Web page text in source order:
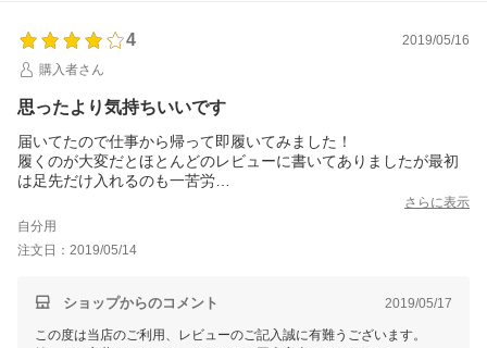
4
2019/05/16
購入者さん
思ったより気持ちいいです
届いてたので仕事から帰って即履いてみました！
履くのが大変だとほとんどのレビューに書いてありましたが最初
は足先だけ入れるのも一苦労
商品の画像にあったように脚やせを期待して半分だけ履いてみま
したが細さは変わらず(´・ω・｀)
かゆみが出てきてしまうのですがこれはそんなこともなく、履き
そして足の付け根とお尻の境界線合わせるのが難しいですw
破れたとのレビューもあるので履くのに気をつけつつ基本的には
さらに表示
自分用
注文日：2019/05/14
ショップからのコメント 2019/05/17
この度は当店のご利用、レビューのご記入誠に有難うございます。